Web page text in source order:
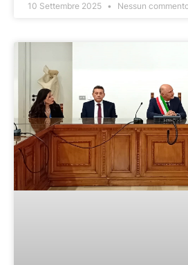
10 Settembre 2025 Nessun